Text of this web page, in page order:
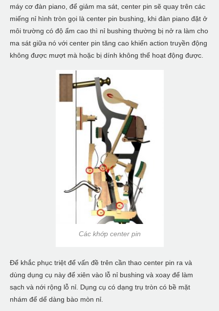
máy cơ đàn piano, để giảm ma sát, center pin sẽ quay trên các
miếng nỉ hình tròn gọi là center pin bushing, khi đàn piano đặt ở
môi trường có độ ẩm cao thì nỉ bushing thường bị nở ra làm cho
ma sát giữa nó với center pin tăng cao khiến action truyền động
không được mượt mà hoặc bị dính không thể hoạt động được.
Các khớp center pin
Để khắc phục triệt để vấn đề trên cần thao center pin ra và
dùng dụng cụ này để xiên vào lỗ nỉ bushing và xoay để làm
sạch và nới rộng lỗ nỉ. Dụng cụ có dạng trụ tròn có bề mặt
nhám để dể dàng bào mòn nỉ.